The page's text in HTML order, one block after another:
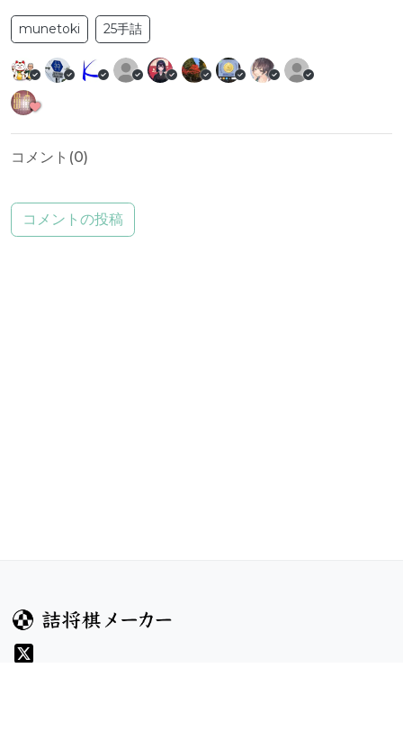
munetoki 25手詰
コメント(0)
コメントの投稿